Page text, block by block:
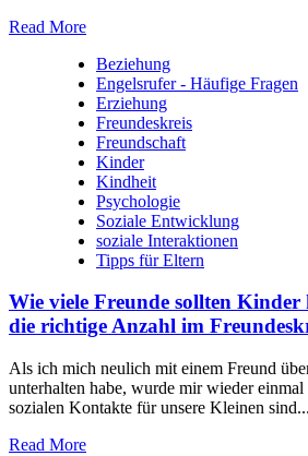
Read More
Beziehung
Engelsrufer - Häufige Fragen
Erziehung
Freundeskreis
Freundschaft
Kinder
Kindheit
Psychologie
Soziale Entwicklung
soziale Interaktionen
Tipps für Eltern
Wie viele Freunde sollten
die richtige Anzahl im
Als‍ ich mich neulich⁣ mit einem Freund⁣
unterhalten ​habe,⁤ wurde ⁤mir wieder
sozialen Kontakte für​ unsere Kleinen
Read More